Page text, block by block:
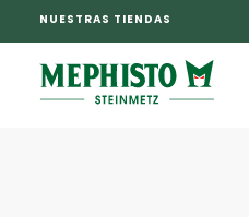
SALTAR
AL
NUESTRAS TIENDAS